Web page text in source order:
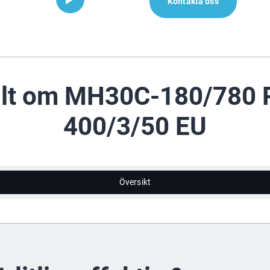
om MH30C-180/780
400/3/50 EU
Översikt